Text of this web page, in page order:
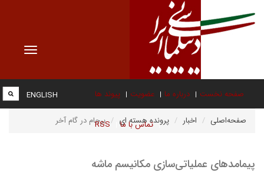
Toggle
صفحه نخست درباره ما عضویت پیوند ها
تماس با ما RSS
ENGLISH
صفحه‌اصلی اخبار پرونده هسته ای برجام در گام آخر
پیمامدهای عملیاتی‌سازی مکانیسم ماشه